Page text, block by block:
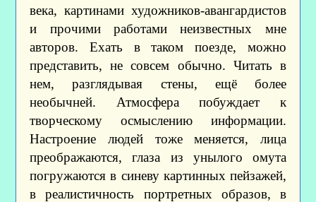
века, картинами художников-авангардистов
и прочими работами неизвестных мне
авторов. Ехать в таком поезде, можно
представить, не совсем обычно. Читать в
нем, разглядывая стены, ещё более
необычней. Атмосфера побуждает к
творческому осмыслению информации.
Настроение людей тоже меняется, лица
преображаются, глаза из унылого омута
погружаются в синеву картинных пейзажей,
в реалистичность портретных образов, в